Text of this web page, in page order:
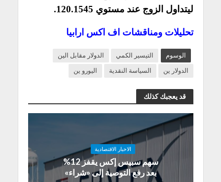
ليتداول الزوج عند مستوي 120.1545.
تحليلات ومناقشات اف اكس ارابيا
الوسوم التيسير الكمي
الدولار مقابل الين
الدولار ين
السياسة النقدية اليورو ين
قد يعجبك كذلك
الاخبار الاقتصادية
سهم سبيس إكس يقفز 12%
بعد رفع التوصية إلى «شراء»